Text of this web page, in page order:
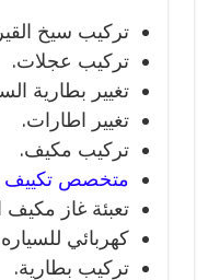
تركيب سيخ
تركيب عجلات.
تغيير بطارية
تغيير اطارات.
تركيب مكيف.
متخصص تكييف
تعبئة غاز مكيف
كهربائي
تركيب بطارية.